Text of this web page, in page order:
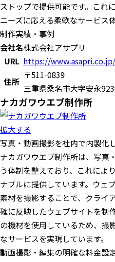
ストップで提供可能です。これ
ニーズに応える柔軟なサービス
制作実績・事例
会社名株式会社アサプリ
URL https://
住所
〒511-0839
三重県桑名市大字安永
ナカガワウエブ制作所
拡大する
写真・動画撮影を社内で内製化
ナカガワウエブ制作所は、写真
う体制を整えており、これによ
ナブルに提供しています。ウェ
素材を撮影することで、クライ
確に反映したウェブサイトを制
の機材を使用しているため、撮
なサービスを実現しています。
動画撮影・編集の明確な料金設